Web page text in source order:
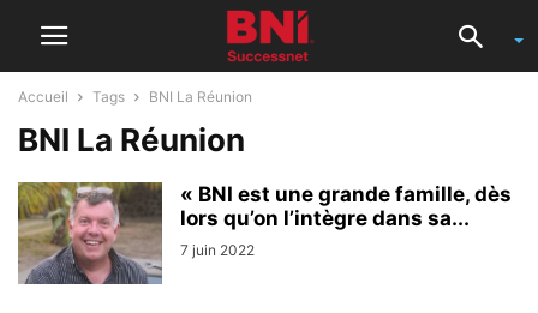
Accueil Tags BNI La Réunion
BNI La Réunion
« BNI est une grande famille, dès
lors qu’on l’intègre dans sa...
7 juin 2022